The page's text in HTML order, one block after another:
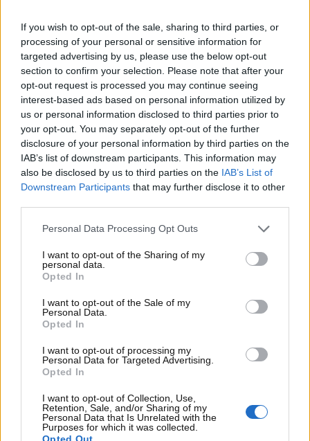
If you wish to opt-out of the sale, sharing to third parties, or
processing of your personal or sensitive information for
targeted advertising by us, please use the below opt-out
section to confirm your selection. Please note that after your
opt-out request is processed you may continue seeing
interest-based ads based on personal information utilized by
us or personal information disclosed to third parties prior to
your opt-out. You may separately opt-out of the further
disclosure of your personal information by third parties on the
IAB’s list of downstream participants. This information may
also be disclosed by us to third parties on the IAB’s List of
Downstream Participants that may further disclose it to other
Personal Data Processing Opt Outs
I want to opt-out of the Sharing of my
personal data.
Opted In
I want to opt-out of the Sale of my
Personal Data.
Opted In
I want to opt-out of processing my
Personal Data for Targeted Advertising.
Opted In
I want to opt-out of Collection, Use,
Retention, Sale, and/or Sharing of my
Personal Data that Is Unrelated with the
Purposes for which it was collected.
Opted Out
automobilisti.
Nell’ultimo anno la situazione è tornata a
stabilizzarsi, nonostante i prezzi al litro siano
comunque superiori rispetto agli anni antecedenti al
2022. Maperché il prezzo della benzina non sta
scendendo nonostante quello del petrolio lo stia
facendo in modo brusco?Ecco tutto quello che c’è
da sapere.
Crolla il prezzo del petrolio,
ma non quello della benzina
al distributore: il motivo
Il Brent è il petrolio principale di riferimento
europeo. Esso, come detto, è letteralmente
precipitato sui 65 dollari al barile. I rivenditori italiani
ed europei, però, non ancora fanno scendere troppo
paura di svalutare troppo il prodotto già
comprato in precedenza, quando il prezzo del